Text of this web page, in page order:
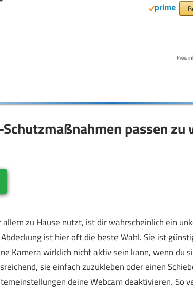
Preis
passen zu
zu Hause nutzt, ist dir wahrscheinlich ein
ist hier oft die beste Wahl. Sie ist
Kamera wirklich nicht aktiv sein kann, wenn du
sie einfach zuzukleben oder einen
deine Webcam deaktivieren. So